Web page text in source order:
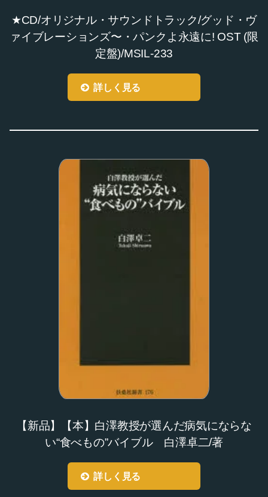
★CD/オリジナル・サウンドトラック/グッド・ヴ
ァイブレーションズ〜・パンクよ永遠に! OST (限
定盤)/MSIL-233
詳しく見る
【新品】【本】白澤教授が選んだ病気にならな
い“食べもの”バイブル 白澤卓二/著
詳しく見る